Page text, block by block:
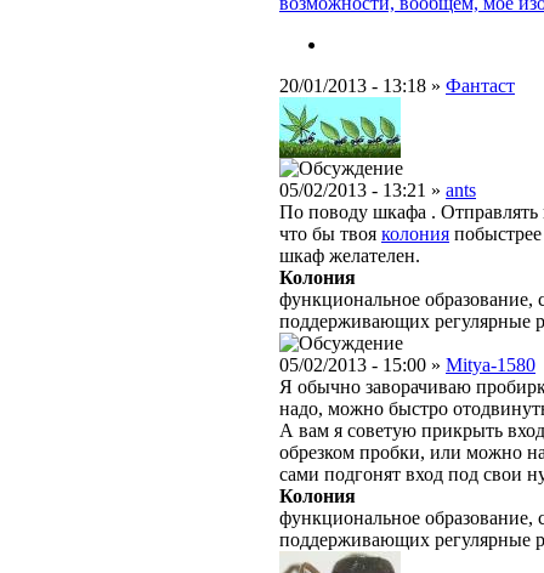
20/01/2013 - 13:18 » Фантаст
05/02/2013 - 13:21 » ants
По поводу шкафа . Отправлять
что бы твоя колония
шкаф желателен.
Колония
функциональное образование,
поддерживающих регулярные
05/02/2013 - 15:00 » Mitya-1580
Я обычно заворачиваю
надо, можно быстро
А вам я советую прикрыть
обрезком пробки, или можно
сами подгонят вход под свои
Колония
функциональное образование,
поддерживающих регулярные